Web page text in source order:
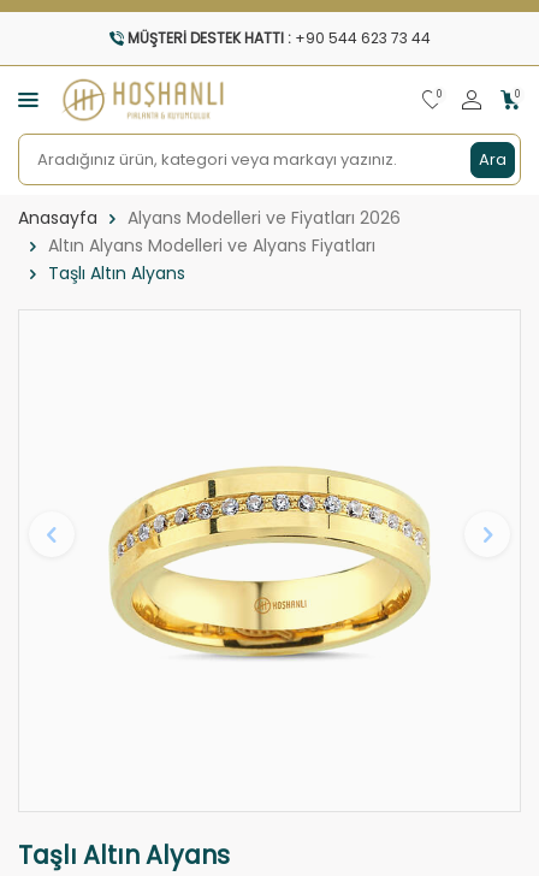
MÜŞTERI DESTEK HATTI : +90 544 623 73 44
Ara
0 0
Anasayfa
Alyans Modelleri ve Fiyatları 2026
Altın Alyans Modelleri ve Alyans Fiyatları
Taşlı Altın Alyans
Taşlı Altın Alyans